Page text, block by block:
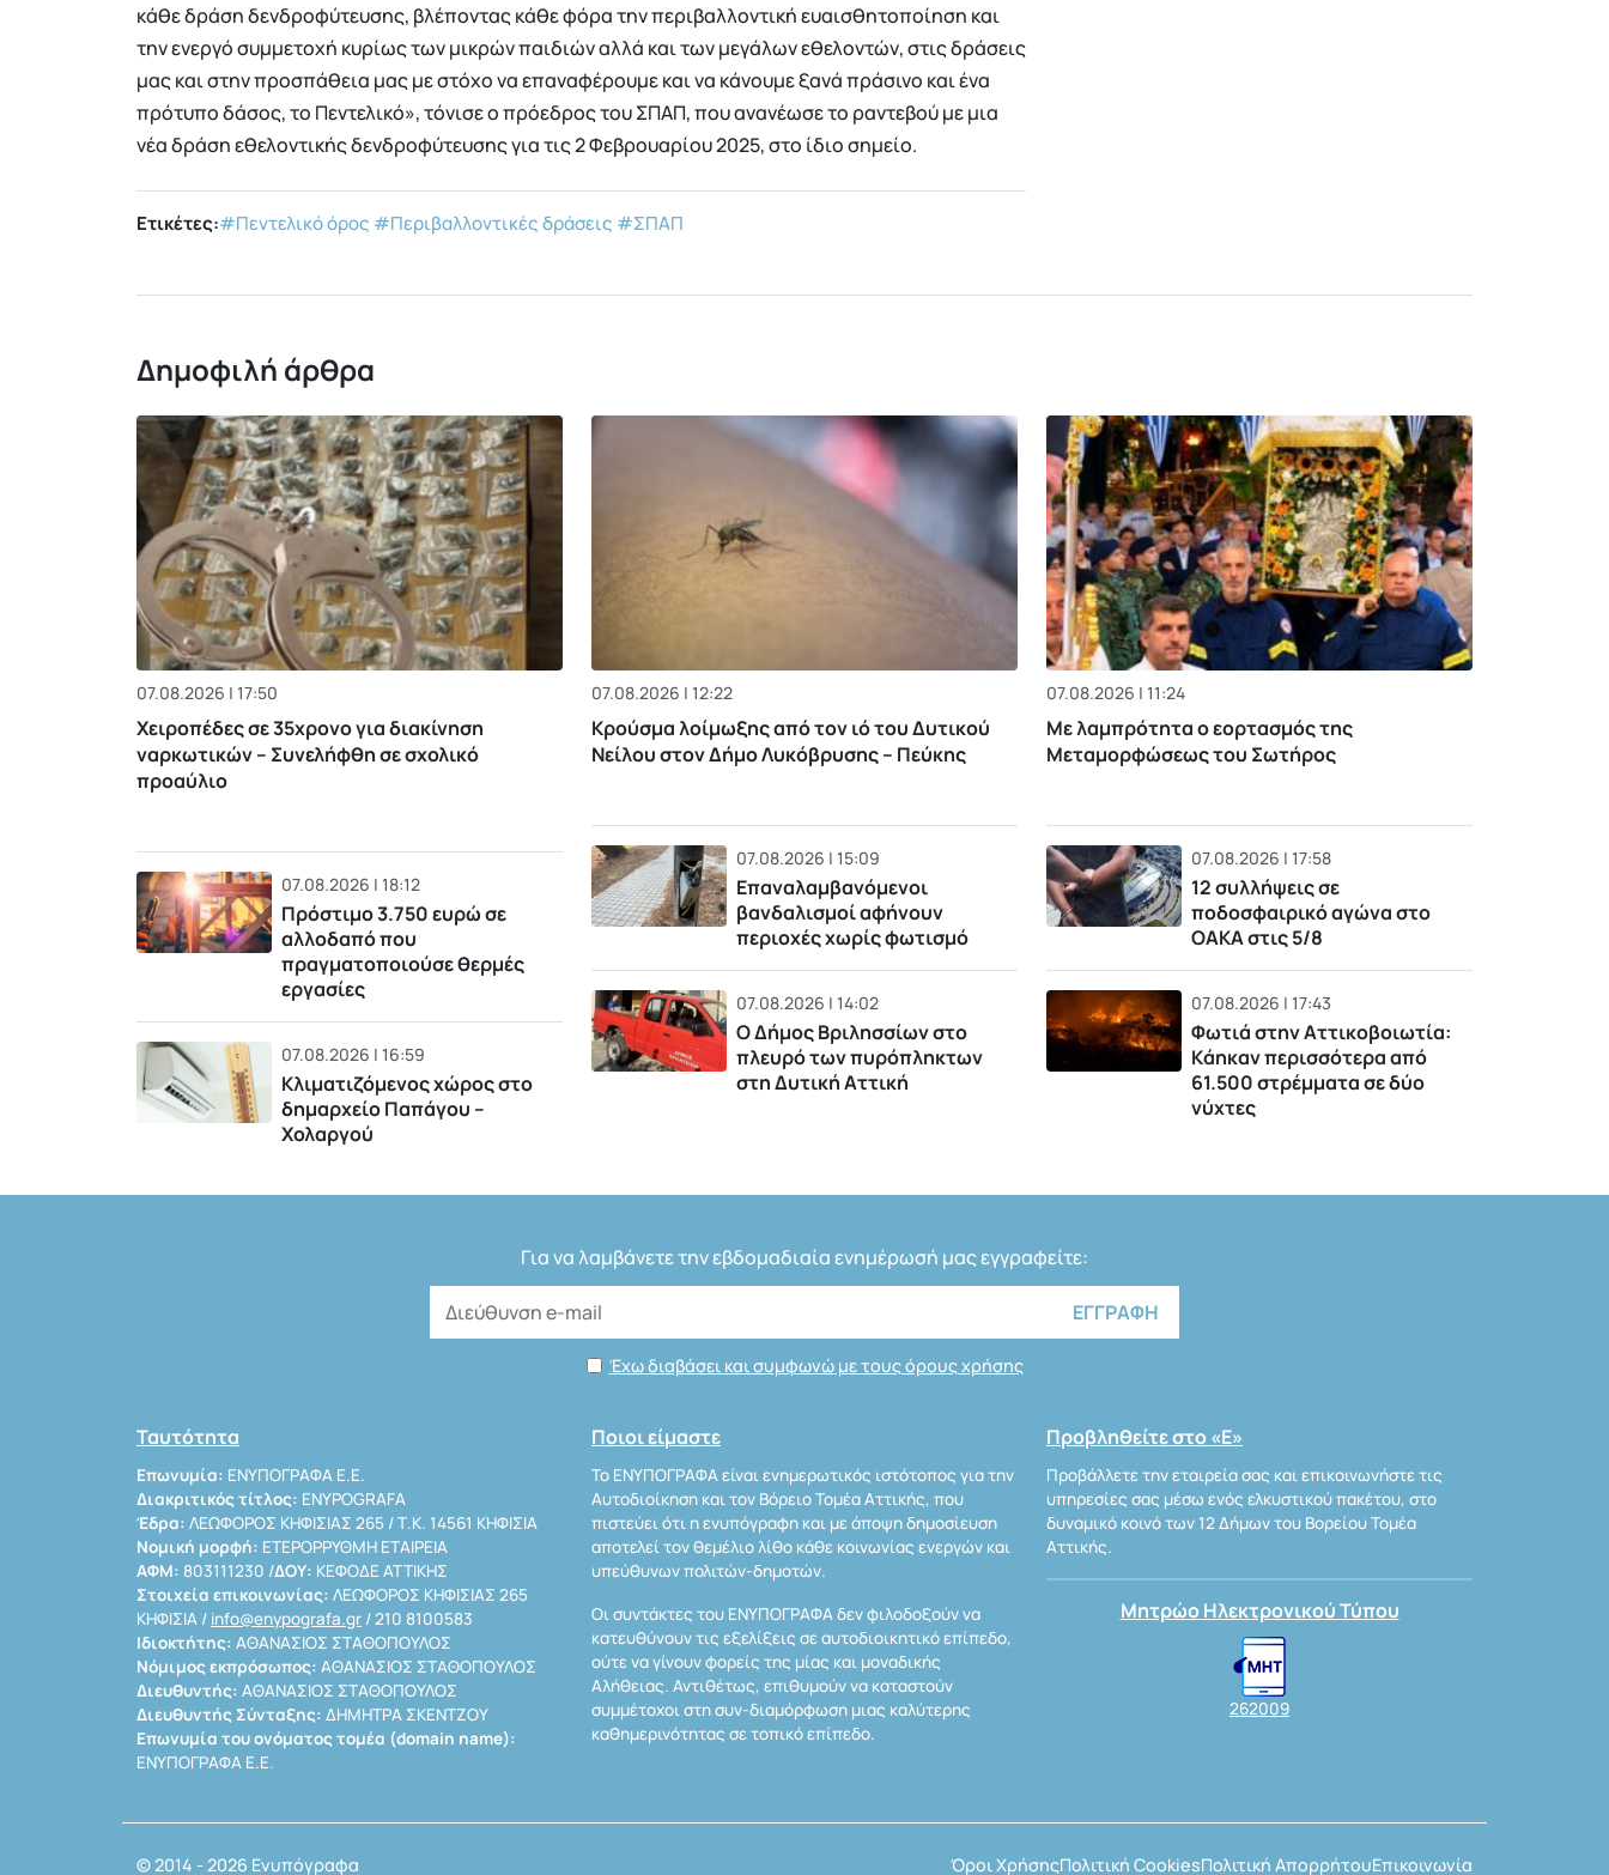
κάθε δράση δενδροφύτευσης, βλέποντας κάθε φόρα την περιβαλλοντική ευαισθητοποίηση και
την ενεργό συμμετοχή κυρίως των μικρών παιδιών αλλά και των μεγάλων εθελοντών, στις δράσεις
μας και στην προσπάθεια μας με στόχο να επαναφέρουμε και να κάνουμε ξανά πράσινο και ένα
πρότυπο δάσος, το Πεντελικό», τόνισε ο πρόεδρος του ΣΠΑΠ, που ανανέωσε το ραντεβού με μια
νέα δράση εθελοντικής δενδροφύτευσης για τις 2 Φεβρουαρίου 2025, στο ίδιο σημείο.
Ετικέτες:#Πεντελικό όρος #Περιβαλλοντικές δράσεις #ΣΠΑΠ
Δημοφιλή άρθρα
07.08.2026 | 17:50
Χειροπέδες σε 35χρονο για διακίνηση
ναρκωτικών – Συνελήφθη σε σχολικό
προαύλιο
07.08.2026 | 18:12
Πρόστιμο 3.750 ευρώ σε
αλλοδαπό που
πραγματοποιούσε θερμές
εργασίες
07.08.2026 | 16:59
Κλιματιζόμενος χώρος στο
δημαρχείο Παπάγου –
Χολαργού
07.08.2026 | 12:22
Κρούσμα λοίμωξης από τον ιό του Δυτικού
Νείλου στον Δήμο Λυκόβρυσης – Πεύκης
07.08.2026 | 15:09
Επαναλαμβανόμενοι
βανδαλισμοί αφήνουν
περιοχές χωρίς φωτισμό
07.08.2026 | 14:02
Ο Δήμος Βριλησσίων στο
πλευρό των πυρόπληκτων
στη Δυτική Αττική
07.08.2026 | 11:24
Με λαμπρότητα ο εορτασμός της
Μεταμορφώσεως του Σωτήρος
07.08.2026 | 17:58
12 συλλήψεις σε
ποδοσφαιρικό αγώνα στο
ΟΑΚΑ στις 5/8
07.08.2026 | 17:43
Φωτιά στην Αττικοβοιωτία:
Kάηκαν περισσότερα από
61.500 στρέμματα σε δύο
νύχτες
Για να λαμβάνετε την εβδομαδιαία ενημέρωσή μας εγγραφείτε:
Έχω διαβάσει και συμφωνώ με τους όρους χρήσης
Ταυτότητα
Επωνυμία: ΕΝΥΠΟΓΡΑΦΑ Ε.Ε.
Διακριτικός τίτλος: ENYPOGRAFA
Έδρα: ΛΕΩΦΟΡΟΣ ΚΗΦΙΣΙΑΣ 265 / Τ.Κ. 14561 ΚΗΦΙΣΙΑ
Νομική μορφή: ΕΤΕΡΟΡΡΥΘΜΗ ΕΤΑΙΡΕΙΑ
ΑΦΜ: 803111230 /ΔΟΥ: ΚΕΦΟΔΕ ΑΤΤΙΚΗΣ
Στοιχεία επικοινωνίας: ΛΕΩΦΟΡΟΣ ΚΗΦΙΣΙΑΣ 265
ΚΗΦΙΣΙΑ / info@enypografa.gr / 210 8100583
Ιδιοκτήτης: ΑΘΑΝΑΣΙΟΣ ΣΤΑΘΟΠΟΥΛΟΣ
Νόμιμος εκπρόσωπος: ΑΘΑΝΑΣΙΟΣ ΣΤΑΘΟΠΟΥΛΟΣ
Διευθυντής: ΑΘΑΝΑΣΙΟΣ ΣΤΑΘΟΠΟΥΛΟΣ
Διευθυντής Σύνταξης: ΔΗΜΗΤΡΑ ΣΚΕΝΤΖΟΥ
Επωνυμία του ονόματος τομέα (domain name):
ΕΝΥΠΟΓΡΑΦΑ Ε.Ε.
Ποιοι είμαστε
Το ΕΝΥΠΟΓΡΑΦΑ είναι ενημερωτικός ιστότοπος για την
Αυτοδιοίκηση και τον Βόρειο Τομέα Αττικής, που
πιστεύει ότι η ενυπόγραφη και με άποψη δημοσίευση
αποτελεί τον θεμέλιο λίθο κάθε κοινωνίας ενεργών και
υπεύθυνων πολιτών-δημοτών.
Οι συντάκτες του ΕΝΥΠΟΓΡΑΦΑ δεν φιλοδοξούν να
κατευθύνουν τις εξελίξεις σε αυτοδιοικητικό επίπεδο,
ούτε να γίνουν φορείς της μίας και μοναδικής
Αλήθειας. Αντιθέτως, επιθυμούν να καταστούν
συμμέτοχοι στη συν-διαμόρφωση μιας καλύτερης
καθημερινότητας σε τοπικό επίπεδο.
Προβληθείτε στο «Ε»
Προβάλλετε την εταιρεία σας και επικοινωνήστε τις
υπηρεσίες σας μέσω ενός ελκυστικού πακέτου, στο
δυναμικό κοινό των 12 Δήμων του Βορείου Τομέα
Αττικής.
Μητρώο Ηλεκτρονικού Τύπου
262009
© 2014 - 2026 Ενυπόγραφα Όροι ΧρήσηςΠολιτική CookiesΠολιτική ΑπορρήτουΕπικοινωνία